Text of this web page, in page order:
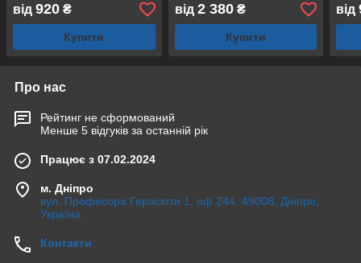
від 920 ₴
Купити
від 2 380₴
Купити
від
Про нас
Рейтинг не сформований
Менше 5 відгуків за останній рік
Працює з 07.02.2024
м. Дніпро
вул. Професора Герасюти 1, оф 244, 49008, Дніпро,
Україна
Контакти